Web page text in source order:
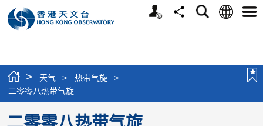
个
分
搜
语
选
> 天气 > 热带气旋
>
二零零八热带气旋